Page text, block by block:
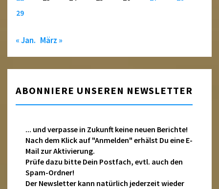
29
« Jan. März »
ABONNIERE UNSEREN NEWSLETTER
... und verpasse in Zukunft keine neuen Berichte!
Nach dem Klick auf "Anmelden" erhälst Du eine E-
Mail zur Aktivierung.
Prüfe dazu bitte Dein Postfach, evtl. auch den
Spam-Ordner!
Der Newsletter kann natürlich jederzeit wieder